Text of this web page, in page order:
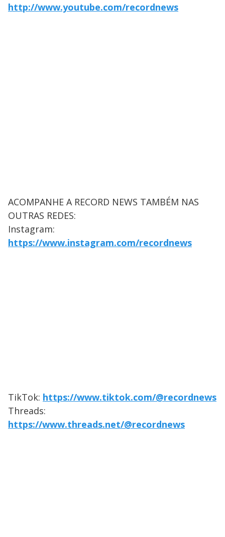
http://www.youtube.com/recordnews
ACOMPANHE A RECORD NEWS TAMBÉM NAS
OUTRAS REDES:
Instagram:
https://www.instagram.com/recordnews
TikTok: https://www.tiktok.com/@recordnews
Threads:
https://www.threads.net/@recordnews